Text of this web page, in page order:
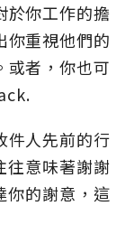
於你工作的擔
你重視他們的
或者，你也可
件人先前的行
往意味著謝謝
你的謝意，這